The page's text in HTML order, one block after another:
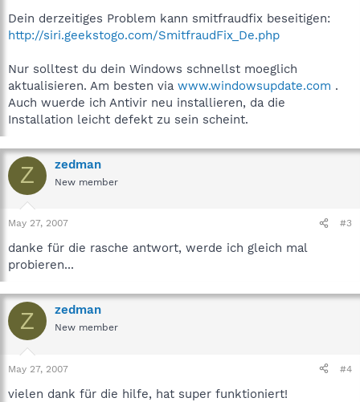
Dein derzeitiges Problem kann smitfraudfix beseitigen:
http://siri.geekstogo.com/SmitfraudFix_De.php
Nur solltest du dein Windows schnellst moeglich
aktualisieren. Am besten via www.windowsupdate.com .
Auch wuerde ich Antivir neu installieren, da die
Installation leicht defekt zu sein scheint.
Z zedman
New member
May 27, 2007 #3
danke für die rasche antwort, werde ich gleich mal
probieren...
Z zedman
New member
May 27, 2007 #4
vielen dank für die hilfe, hat super funktioniert!